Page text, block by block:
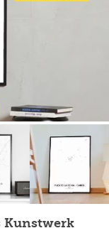
Kunstwerk